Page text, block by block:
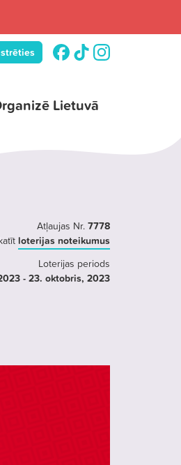
Lietuvā
Atļaujas Nr. 7778
loterijas noteikumus
Loterijas periods
- 23. oktobris, 2023